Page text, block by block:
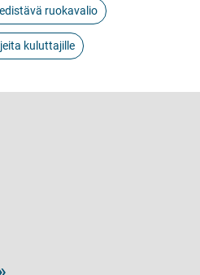
ruokavalio
kuluttajille